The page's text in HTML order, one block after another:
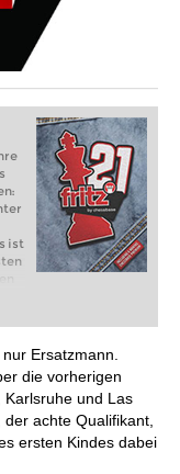
ist
Ersatzmann.
die vorherigen
Karlsruhe und Las
achte Qualifikant,
ersten Kindes dabei